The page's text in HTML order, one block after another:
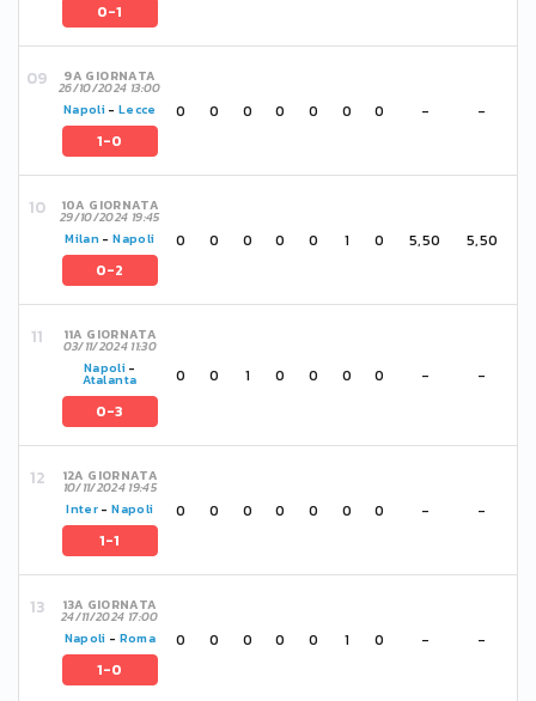
0-1
9A GIORNATA
26/10/2024 13:00
Napoli -Lecce
1-0
0 0 0 0 0 0 0 - -
10A GIORNATA
29/10/2024 19:45
Milan -Napoli
0-2
0 0 0 0 0 1 0 5,50 5,50
11A GIORNATA
03/11/2024 11:30
Napoli -
Atalanta
0-3
0 0 1 0 0 0 0 - -
12A GIORNATA
10/11/2024 19:45
Inter -Napoli
1-1
0 0 0 0 0 0 0 - -
13A GIORNATA
24/11/2024 17:00
Napoli - Roma
1-0
0 0 0 0 0 1 0 - -